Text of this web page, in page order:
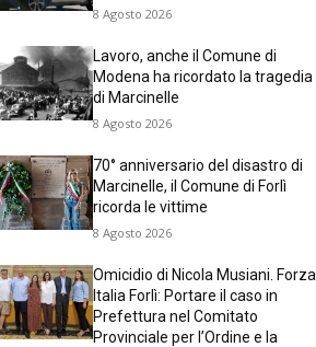
8 Agosto 2026
Lavoro, anche il Comune di
Modena ha ricordato la tragedia
di Marcinelle
8 Agosto 2026
70° anniversario del disastro di
Marcinelle, il Comune di Forlì
ricorda le vittime
8 Agosto 2026
Omicidio di Nicola Musiani. Forza
Italia Forlì: Portare il caso in
Prefettura nel Comitato
Provinciale per l’Ordine e la